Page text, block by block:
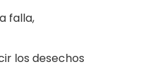
falla,
los desechos